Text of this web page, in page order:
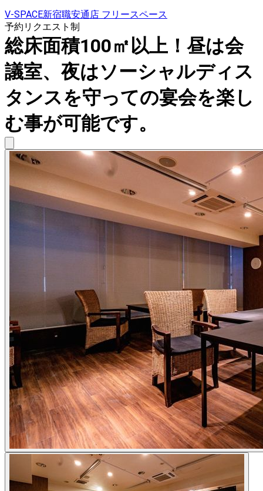
V-SPACE新宿職安通店 フリースペース
予約リクエスト制
総床面積100㎡以上！昼は会
議室、夜はソーシャルディス
タンスを守っての宴会を楽し
む事が可能です。